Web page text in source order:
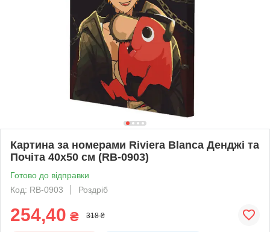
Картина за номерами Riviera Blanca Денджі та
Почіта 40x50 см (RB-0903)
Готово до відправки
Код: RB-0903
Роздріб
254,40 ₴ 318 ₴